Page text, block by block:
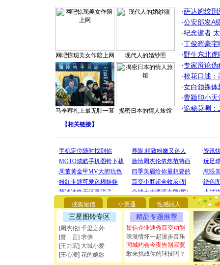
网吧惊现美女作陪上网 现代人的婚纱照
马季葬礼上最无耻一幕 揭密日本的情人旅馆
·萨达姆绞刑
·公安部发A
·纪念逝者
·丁俊晖豪
·野生东北
·专家辩论伪
·校花口述：
·女白领祼体
·曹颖印小天
·诡秘莫测：
【相关链接】
搜狐短信 小灵通 性感丽人
三星图铃专区
[周杰伦] 千里之外
[誓 言] 求佛
[王力宏] 大城小爱
[王心凌] 花的嫁纱
精品专题推荐
短信企业通秀百变功能
浪漫情怀一起漫步音乐
同城约会今夜告别寂寞
敢来挑战你的球技吗？
你太多，
[圣诞节]
能正大
都要快乐
[圣诞节]
如意,快
[元旦]看
断电。
你是我专
[元旦]如
起；二是
离。水晶
[元旦]当
泣，这痛
卖了。水